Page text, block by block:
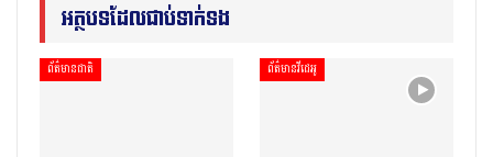
អត្ថបទដែលជាប់ទាក់ទង
ព័ត៌មានជាតិ ព័ត៌មានវីដេអូ